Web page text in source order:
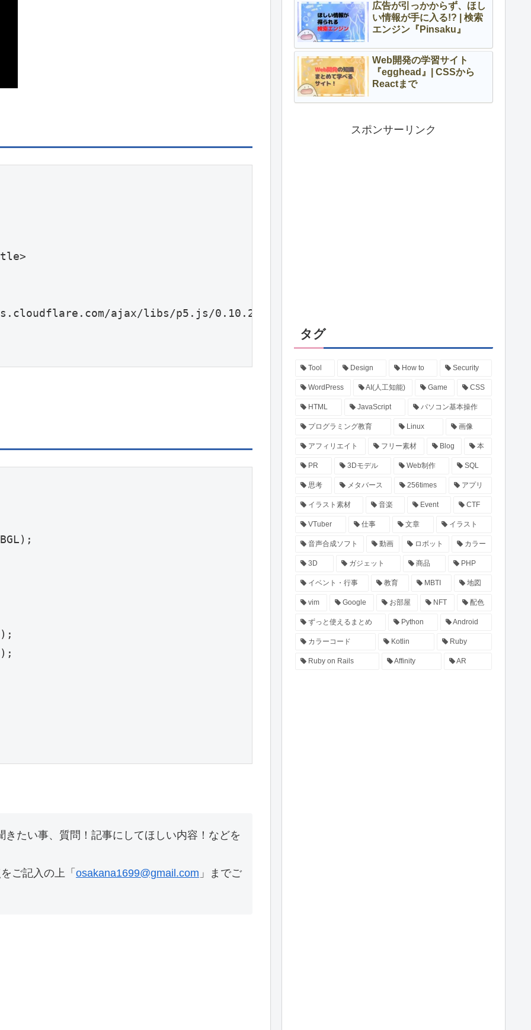
たい事、質問！記事にしてほしい内容！などを
ご記入の上「 osakana1699@gmail.com 」までご
広告が引っかからず、ほし
い情報が手に入る!? | 検索
エンジン『Pinsaku』
Web開発の学習サイト
『egghead』| CSSから
Reactまで
スポンサーリンク
タグ
Tool Design How to Security
WordPress AI(人工知能) Game CSS
HTML JavaScript パソコン基本操作
プログラミング教育 Linux 画像
アフィリエイト フリー素材 Blog 本
PR 3Dモデル Web制作 SQL
思考 メタバース 256times アプリ
イラスト素材 音楽 Event CTF
VTuber 仕事 文章 イラスト
音声合成ソフト 動画 ロボット カラー
3D ガジェット 商品 PHP
イベント・行事 教育 MBTI 地図
vim Google お部屋 NFT 配色
ずっと使えるまとめ Python Android
カラーコード Kotlin Ruby
Ruby on Rails Affinity AR